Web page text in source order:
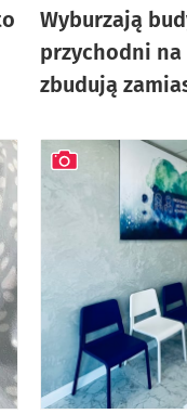
Wyburzają
przychodni na
zbudują